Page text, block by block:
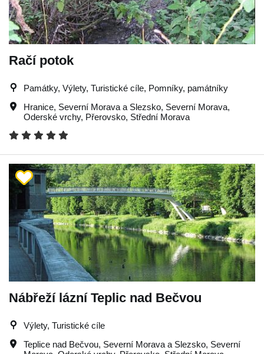
Račí potok
Památky, Výlety, Turistické cíle, Pomníky, památníky
Hranice, Severní Morava a Slezsko, Severní Morava,
Oderské vrchy, Přerovsko, Střední Morava
Nábřeží lázní Teplic nad Bečvou
Výlety, Turistické cíle
Teplice nad Bečvou, Severní Morava a Slezsko, Severní